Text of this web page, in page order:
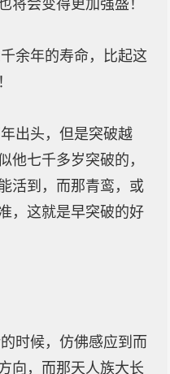
将会变得更加强盛！
年的寿命，比起这
头，但是突破越
他七千多岁突破的，
活到，而那青鸾，或
，这就是早突破的好
候，仿佛感应到而
向，而那天人族大长